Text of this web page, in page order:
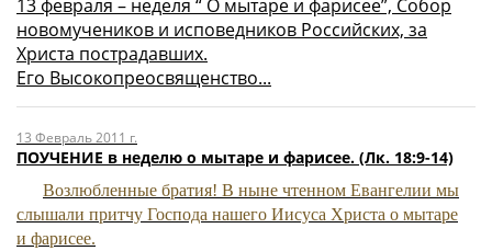
13 февраля – неделя “ О мытаре и фарисее”, Собор
новомучеников и исповедников Российских, за
Христа пострадавших.
Его Высокопреосвященство...
13 Февраль 2011 г.
ПОУЧЕНИЕ в неделю о мытаре и фарисее. (Лк. 18:9-14)
Возлюбленные братия! В ныне чтенном Еван­гелии мы
слышали притчу Господа нашего Иису­са Христа о мытаре
и фарисее.